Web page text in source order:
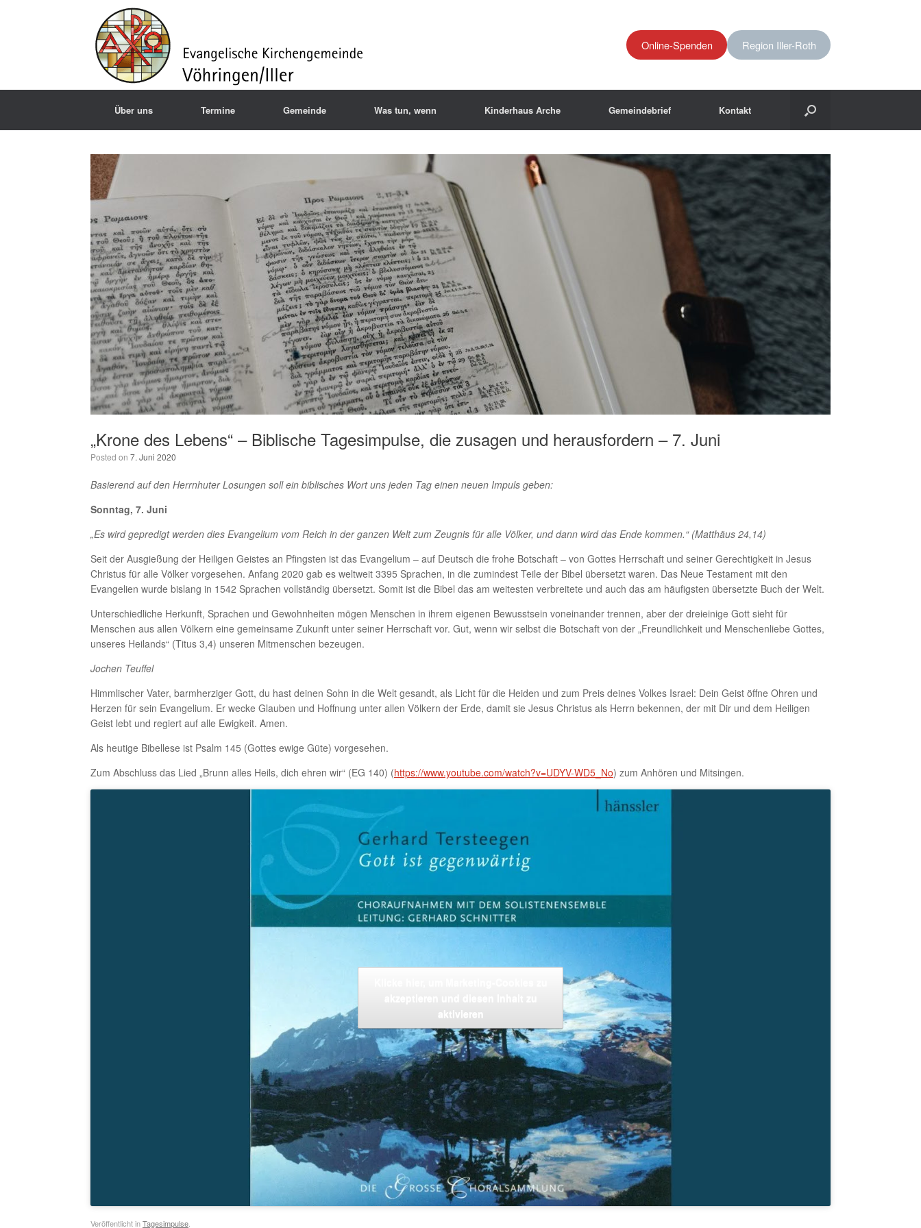
Online-Spenden Region Iller-Roth
Über uns Termine Gemeinde Was tun, wenn Kinderhaus Arche Gemeindebrief Kontakt
„Krone des Lebens“ – Biblische Tagesimpulse, die zusagen und herausfordern – 7. Juni
Posted on 7. Juni 2020
Basierend auf den Herrnhuter Losungen soll ein biblisches Wort uns jeden Tag einen neuen Impuls geben:
Sonntag, 7. Juni
„Es wird gepredigt werden dies Evangelium vom Reich in der ganzen Welt zum Zeugnis für alle Völker, und dann wird das Ende kommen.“ (Matthäus 24,14)
Seit der Ausgießung der Heiligen Geistes an Pfingsten ist das Evangelium – auf Deutsch die frohe Botschaft – von Gottes Herrschaft und seiner Gerechtigkeit in Jesus
Christus für alle Völker vorgesehen. Anfang 2020 gab es weltweit 3395 Sprachen, in die zumindest Teile der Bibel übersetzt waren. Das Neue Testament mit den
Evangelien wurde bislang in 1542 Sprachen vollständig übersetzt. Somit ist die Bibel das am weitesten verbreitete und auch das am häufigsten übersetzte Buch der Welt.
Unterschiedliche Herkunft, Sprachen und Gewohnheiten mögen Menschen in ihrem eigenen Bewusstsein voneinander trennen, aber der dreieinige Gott sieht für
Menschen aus allen Völkern eine gemeinsame Zukunft unter seiner Herrschaft vor. Gut, wenn wir selbst die Botschaft von der „Freundlichkeit und Menschenliebe Gottes,
unseres Heilands“ (Titus 3,4) unseren Mitmenschen bezeugen.
Jochen Teuffel
Himmlischer Vater, barmherziger Gott, du hast deinen Sohn in die Welt gesandt, als Licht für die Heiden und zum Preis deines Volkes Israel: Dein Geist öffne Ohren und
Herzen für sein Evangelium. Er wecke Glauben und Hoffnung unter allen Völkern der Erde, damit sie Jesus Christus als Herrn bekennen, der mit Dir und dem Heiligen
Geist lebt und regiert auf alle Ewigkeit. Amen.
Als heutige Bibellese ist Psalm 145 (Gottes ewige Güte) vorgesehen.
Zum Abschluss das Lied „Brunn alles Heils, dich ehren wir“ (EG 140) (https://www.youtube.com/watch?v=UDYV-WD5_No) zum Anhören und Mitsingen.
aktivieren
Veröffentlicht inTagesimpulse